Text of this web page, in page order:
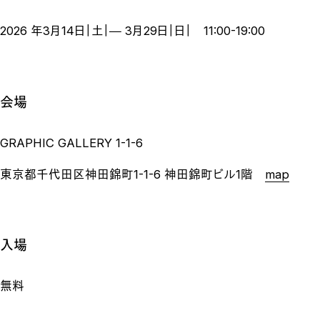
2026 年3月14日｜土｜― 3月29日｜日｜ 11:00-19:00
会場
GRAPHIC GALLERY 1-1-6
東京都千代田区神田錦町1-1-6 神田錦町ビル1階 map
入場
無料